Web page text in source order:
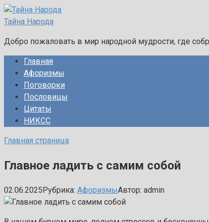
Перейти
к
Тайна Народа
Добро пожаловать в мир народной мудрости, где
Главная
Афоризмы
Поговорки
Пословицы
Цитаты
НИКСС
Главная страница
Главное ладить с самим собой
02.06.2025Рубрика: АфоризмыАвтор: admin